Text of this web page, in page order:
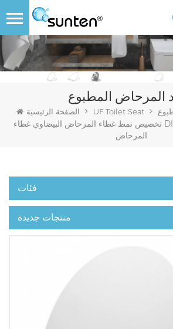
المرحاض المطبوع
الصفحة الرئيسية UF Toilet Seat
تخصيص نمط غطاء المرحاض البيضاوي غطاء DIY الزخرفية غطاء مقعد
المرحاض
فئات
منتجات جديدة